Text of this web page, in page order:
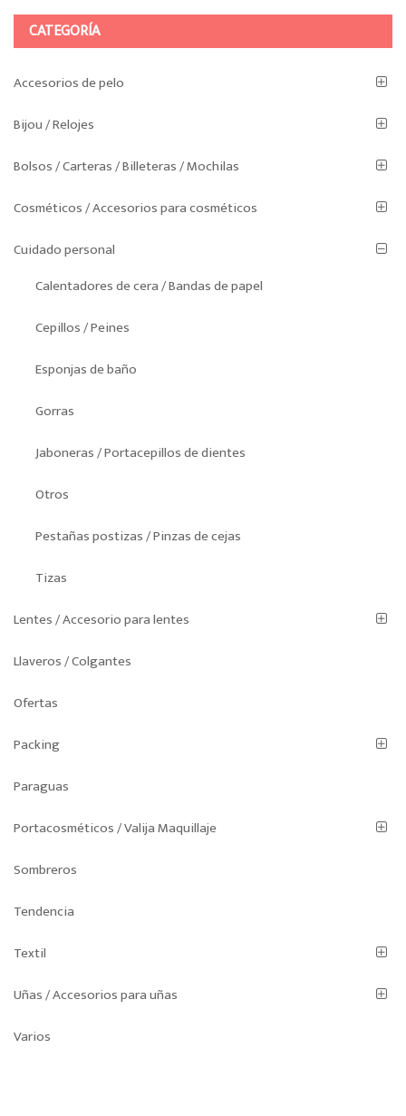
CATEGORÍA
Accesorios de pelo
Bijou / Relojes
Bolsos / Carteras / Billeteras / Mochilas
Cosméticos / Accesorios para cosméticos
Cuidado personal
Calentadores de cera / Bandas de papel
Cepillos / Peines
Esponjas de baño
Gorras
Jaboneras / Portacepillos de dientes
Otros
Pestañas postizas / Pinzas de cejas
Tizas
Lentes / Accesorio para lentes
Llaveros / Colgantes
Ofertas
Packing
Paraguas
Portacosméticos / Valija Maquillaje
Sombreros
Tendencia
Textil
Uñas / Accesorios para uñas
Varios